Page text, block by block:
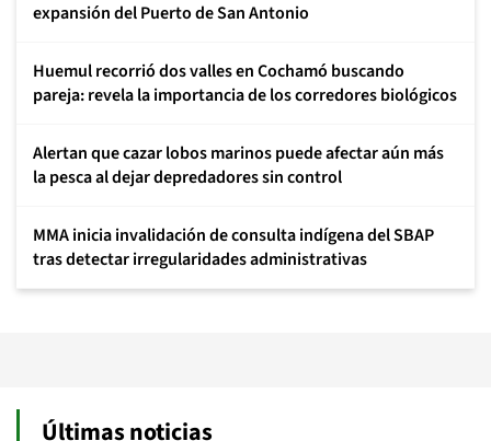
expansión del Puerto de San Antonio
Huemul recorrió dos valles en Cochamó buscando
pareja: revela la importancia de los corredores biológicos
Alertan que cazar lobos marinos puede afectar aún más
la pesca al dejar depredadores sin control
MMA inicia invalidación de consulta indígena del SBAP
tras detectar irregularidades administrativas
Últimas noticias